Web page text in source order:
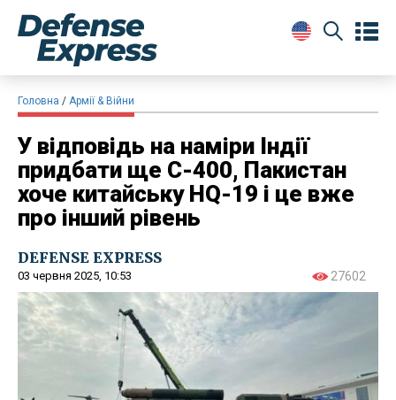
Головна Армії & Війни
У відповідь на наміри Індії
придбати ще С-400, Пакистан
хоче китайську HQ-19 і це вже
про інший рівень
DEFENSE EXPRESS
03 червня 2025, 10:53 27602